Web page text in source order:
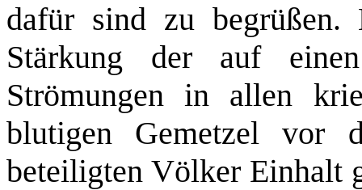
dafür sind zu begrüßen.
Stärkung der auf
Strömungen in allen
blutigen Gemetzel vor
beteiligten Völker Einhalt